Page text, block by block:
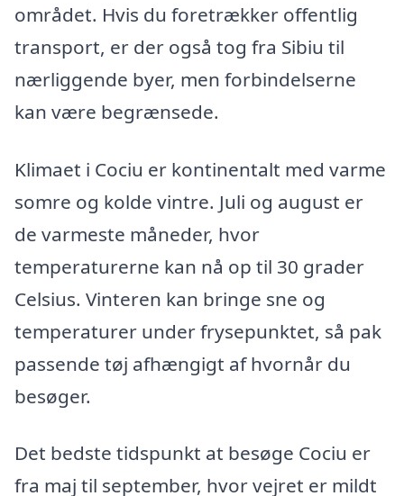
området. Hvis du foretrækker offentlig
transport, er der også tog fra Sibiu til
nærliggende byer, men forbindelserne
kan være begrænsede.
Klimaet i Cociu er kontinentalt med varme
somre og kolde vintre. Juli og august er
de varmeste måneder, hvor
temperaturerne kan nå op til 30 grader
Celsius. Vinteren kan bringe sne og
temperaturer under frysepunktet, så pak
passende tøj afhængigt af hvornår du
besøger.
Det bedste tidspunkt at besøge Cociu er
fra maj til september, hvor vejret er mildt